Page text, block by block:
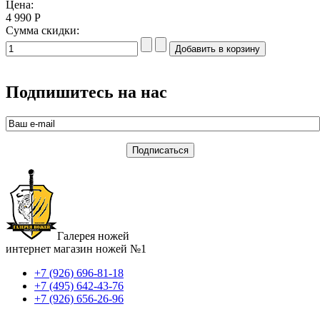
Цена:
4 990 Р
Сумма скидки:
Подпишитесь на нас
Галерея ножей
интернет магазин ножей №1
+7 (926) 696-81-18
+7 (495) 642-43-76
+7 (926) 656-26-96